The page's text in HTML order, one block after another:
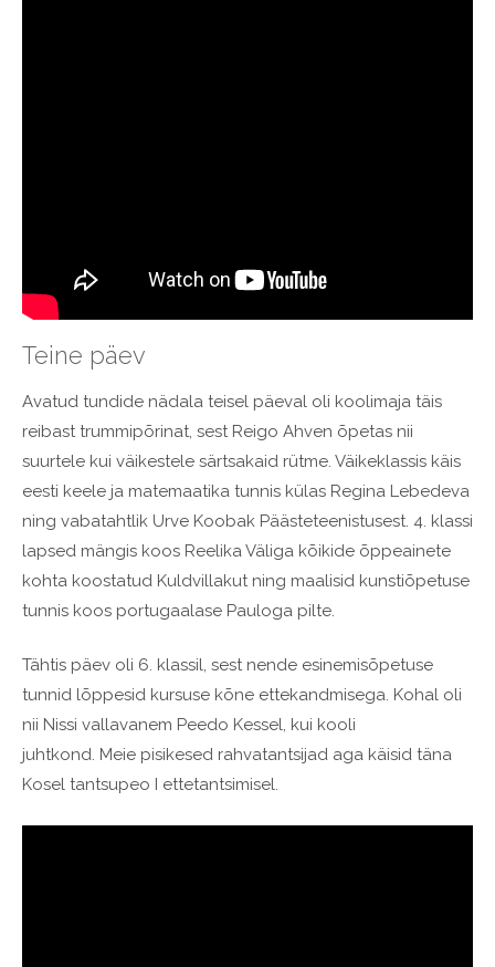
Teine päev
Avatud tundide nädala teisel päeval oli koolimaja täis
reibast trummipõrinat, sest Reigo Ahven õpetas nii
suurtele kui väikestele särtsakaid rütme. Väikeklassis käis
eesti keele ja matemaatika tunnis külas Regina Lebedeva
ning vabatahtlik Urve Koobak Päästeteenistusest. 4. klassi
lapsed mängis koos Reelika Väliga kõikide õppeainete
kohta koostatud Kuldvillakut ning maalisid kunstiõpetuse
tunnis koos portugaalase Pauloga pilte.
Tähtis päev oli 6. klassil, sest nende esinemisõpetuse
tunnid lõppesid kursuse kõne ettekandmisega. Kohal oli
nii Nissi vallavanem Peedo Kessel, kui kooli
juhtkond. Meie pisikesed rahvatantsijad aga käisid täna
Kosel tantsupeo I ettetantsimisel.